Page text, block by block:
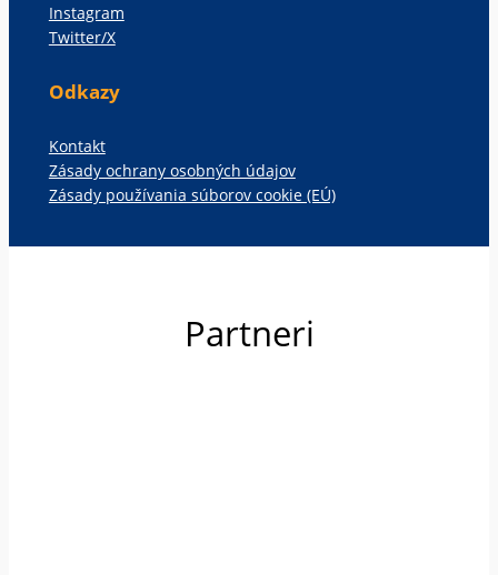
Instagram
Twitter/X
Odkazy
Kontakt
Zásady ochrany osobných údajov
Zásady používania súborov cookie (EÚ)
Partneri